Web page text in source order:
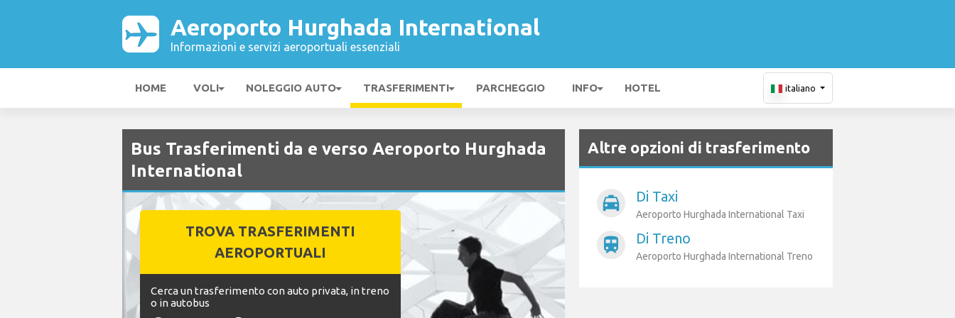
Aeroporto Hurghada International
Informazioni e servizi aeroportuali essenziali
HOME VOLI NOLEGGIO AUTO TRASFERIMENTI PARCHEGGIO INFO HOTEL italiano
Bus Trasferimenti da e verso Aeroporto Hurghada
International
TROVA TRASFERIMENTI
AEROPORTUALI
Cerca un trasferimento con auto privata, in treno
o in autobus
Altre opzioni di trasferimento
local_taxi Di Taxi
Aeroporto Hurghada International Taxi
train Di Treno
Aeroporto Hurghada International Treno